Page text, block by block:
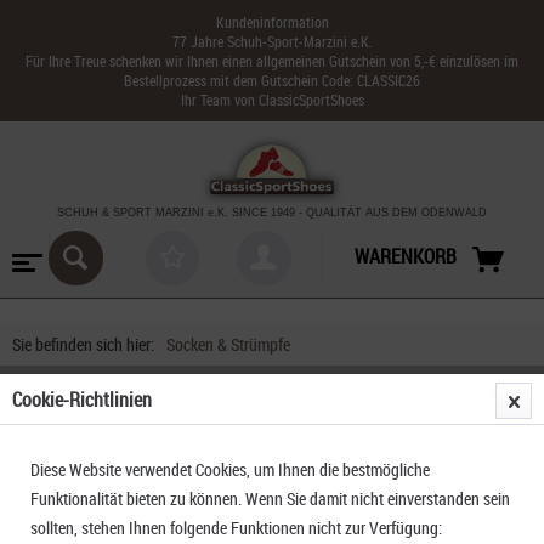
Kundeninformation
77 Jahre Schuh-Sport-Marzini e.K.
Für Ihre Treue schenken wir Ihnen einen allgemeinen Gutschein von 5,-€ einzulösen im
Bestellprozess mit dem Gutschein Code: CLASSIC26
Ihr Team von ClassicSportShoes
SCHUH & SPORT MARZINI e.K. SINCE 1949 - QUALITÄT AUS DEM ODENWALD
WARENKORB
Sie befinden sich hier: Socken & Strümpfe
FILTERN
Cookie-Richtlinien
Diese Website verwendet Cookies, um Ihnen die bestmögliche
Funktionalität bieten zu können. Wenn Sie damit nicht einverstanden sein
sollten, stehen Ihnen folgende Funktionen nicht zur Verfügung: